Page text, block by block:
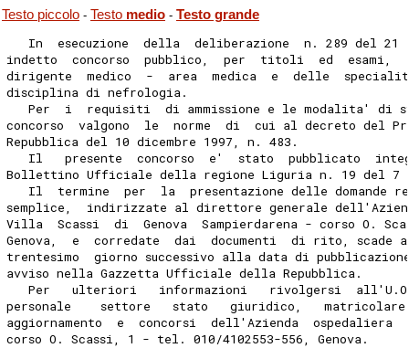
Testo piccolo - Testo medio - Testo grande
In  esecuzione  della  deliberazione  n. 289 del 21
indetto  concorso  pubblico,  per  titoli  ed  esami,
dirigente  medico  -  area  medica  e  delle
disciplina di nefrologia.
Per  i  requisiti  di ammissione e le modalita' di
concorso  valgono  le  norme  di  cui al decreto del
Repubblica del 10 dicembre 1997, n. 483.
Il   presente  concorso  e'  stato  pubblicato
Bollettino Ufficiale della regione Liguria n. 19 del 7
Il  termine  per  la  presentazione delle domande
semplice,  indirizzate al direttore generale
Villa  Scassi  di  Genova  Sampierdarena - corso O.
Genova,  e  corredate  dai  documenti  di rito, scade
trentesimo  giorno successivo alla data di
avviso nella Gazzetta Ufficiale della Repubblica.
Per   ulteriori   informazioni   rivolgersi
personale    settore   stato   giuridico,
aggiornamento  e  concorsi  dell'Azienda
corso O. Scassi, 1 - tel. 010/4102553-556, Genova.